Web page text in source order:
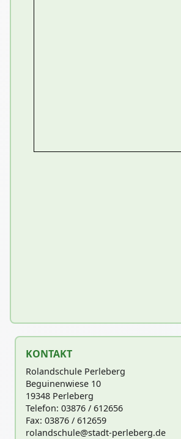
KONTAKT
Rolandschule Perleberg
Beguinenwiese 10
19348 Perleberg
Telefon: 03876 / 612656
Fax: 03876 / 612659
rolandschule@stadt-perleberg.de